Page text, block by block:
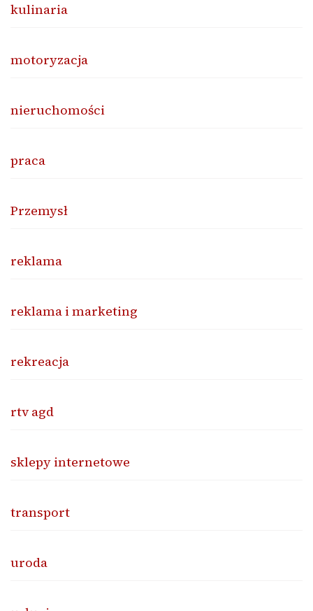
kulinaria
motoryzacja
nieruchomości
praca
Przemysł
reklama
reklama i marketing
rekreacja
rtv agd
sklepy internetowe
transport
uroda